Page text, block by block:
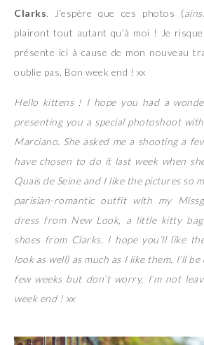
Clarks. J’espère que ces photos (
plairont tout autant qu’à moi ! Je
présente ici à cause de mon nouveau
oublie pas. Bon week end ! xx
Hello kittens ! I hope you had a
presenting you a special photoshoot
Marciano. She asked me a shooting a
have chosen to do it last week when
Quais de Seine and I like the pictures so
parisian-romantic outfit with my
dress from New Look, a little kitty
shoes from Clarks. I hope you’ll like
look as well) as much as I like them. I’ll
few weeks but don’t worry, I’m not
week end ! xx